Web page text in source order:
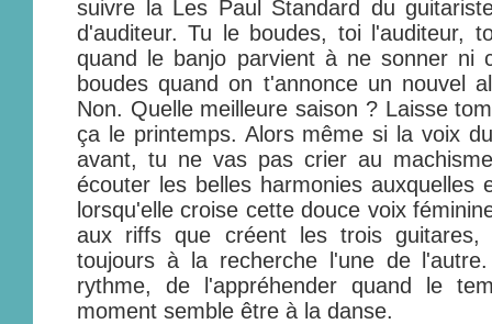
suivre la Les Paul Standard du
d'auditeur. Tu le boudes, toi l'auditeur,
quand le banjo parvient à ne sonner ni
boudes quand on t'annonce un nouvel
Non. Quelle meilleure saison ? Laisse
ça le printemps. Alors même si la voix
avant, tu ne vas pas crier au
écouter les belles harmonies auxquelles
lorsqu'elle croise cette douce voix
aux riffs que créent les trois guitares,
toujours à la recherche l'une de
rythme, de l'appréhender quand le
moment semble être à la danse.